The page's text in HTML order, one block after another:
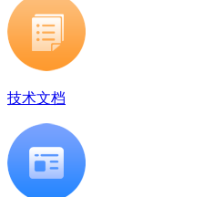
技术文档